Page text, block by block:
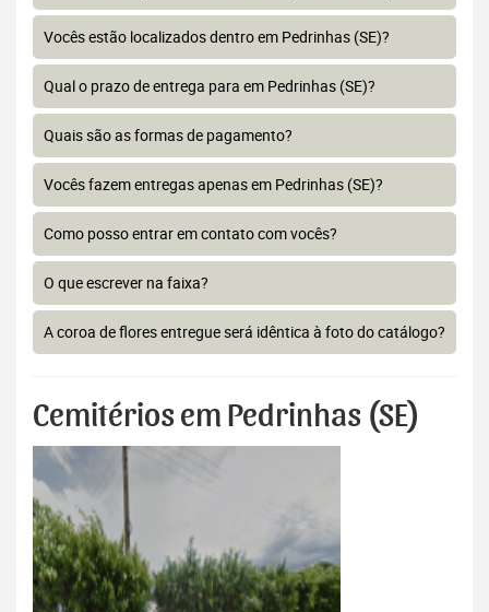
Vocês estão localizados dentro em Pedrinhas (SE)?
Qual o prazo de entrega para em Pedrinhas (SE)?
Quais são as formas de pagamento?
Vocês fazem entregas apenas em Pedrinhas (SE)?
Como posso entrar em contato com vocês?
O que escrever na faixa?
A coroa de flores entregue será idêntica à foto do catálogo?
Cemitérios em Pedrinhas (SE)